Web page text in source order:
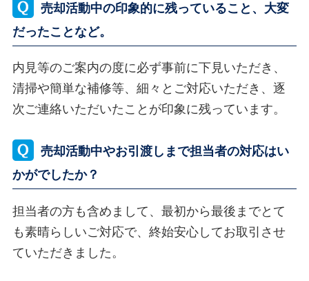
売却活動中の印象的に残っていること、大変
だったことなど。
内見等のご案内の度に必ず事前に下見いただき、
清掃や簡単な補修等、細々とご対応いただき、逐
次ご連絡いただいたことが印象に残っています。
売却活動中やお引渡しまで担当者の対応はい
かがでしたか？
担当者の方も含めまして、最初から最後までとて
も素晴らしいご対応で、終始安心してお取引させ
ていただきました。